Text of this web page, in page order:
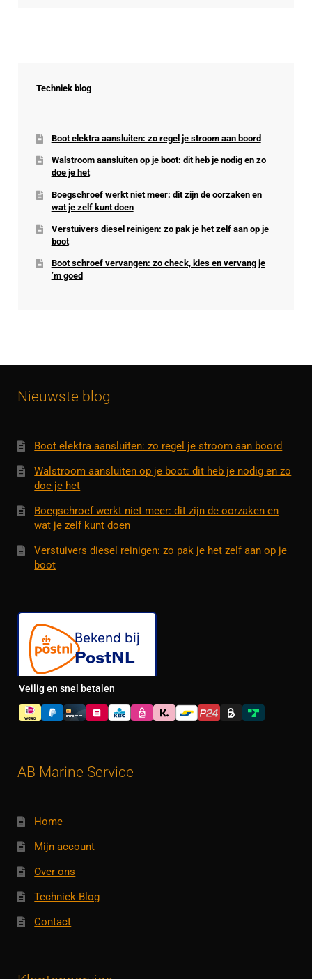
Techniek blog
Boot elektra aansluiten: zo regel je stroom aan boord
Walstroom aansluiten op je boot: dit heb je nodig en zo
doe je het
Boegschroef werkt niet meer: dit zijn de oorzaken en
wat je zelf kunt doen
Verstuivers diesel reinigen: zo pak je het zelf aan op je
boot
Boot schroef vervangen: zo check, kies en vervang je
’m goed
Nieuwste blog
Boot elektra aansluiten: zo regel je stroom aan boord
Walstroom aansluiten op je boot: dit heb je nodig en zo
doe je het
Boegschroef werkt niet meer: dit zijn de oorzaken en
wat je zelf kunt doen
Verstuivers diesel reinigen: zo pak je het zelf aan op je
boot
Veilig en snel betalen
AB Marine Service
Home
Mijn account
Over ons
Techniek Blog
Contact